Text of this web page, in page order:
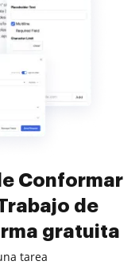
Conformar
de
gratuita
tarea